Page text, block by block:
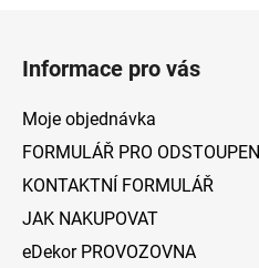
Informace pro vás
Moje objednávka
FORMULÁŘ PRO
KONTAKTNÍ FORMULÁŘ
JAK NAKUPOVAT
eDekor PROVOZOVNA